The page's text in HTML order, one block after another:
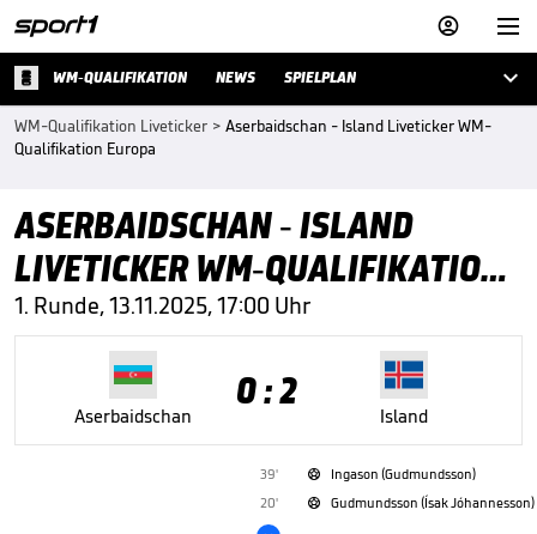


WM-QUALIFIKATION NEWS SPIELPLAN 
WM-Qualifikation Liveticker > Aserbaidschan - Island Liveticker WM-
Qualifikation Europa
ASERBAIDSCHAN - ISLAND
LIVETICKER WM-QUALIFIKATION
EUROPA
1. Runde, 13.11.2025, 17:00 Uhr
Aserbaidschan
0 : 2
Island
39' 
Ingason (Gudmundsson)
20'
 Gudmundsson (Ísak Jóhannesson)